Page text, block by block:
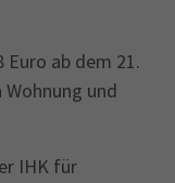
Euro ab dem 21.
und
IHK für